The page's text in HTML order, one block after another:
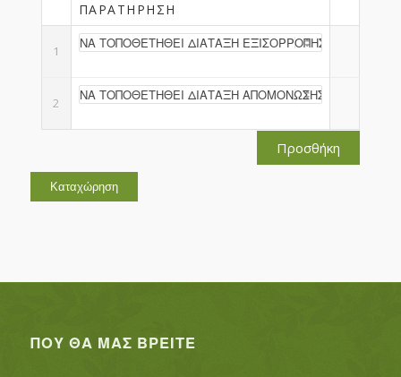
ΠΑΡΑΤΉΡΗΣΗ
1
2
Προσθήκη
ΠΟΥ ΘΑ ΜΑΣ ΒΡΕΊΤΕ